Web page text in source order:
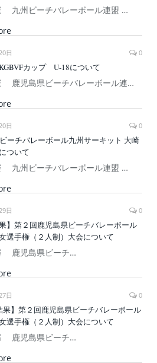
九州ビーチバレーボール連盟 …
日 0
カップ U-18について
鹿児島県ビーチバレーボール連…
日 0
ーチバレーボール九州サーキット 大崎
ついて
九州ビーチバレーボール連盟 …
日 0
果】第２回鹿児島県ビーチバレーボール
選手権（２人制）大会について
鹿児島県ビーチ…
日 0
果】第２回鹿児島県ビーチバレーボール
選手権（２人制）大会について
鹿児島県ビーチ…